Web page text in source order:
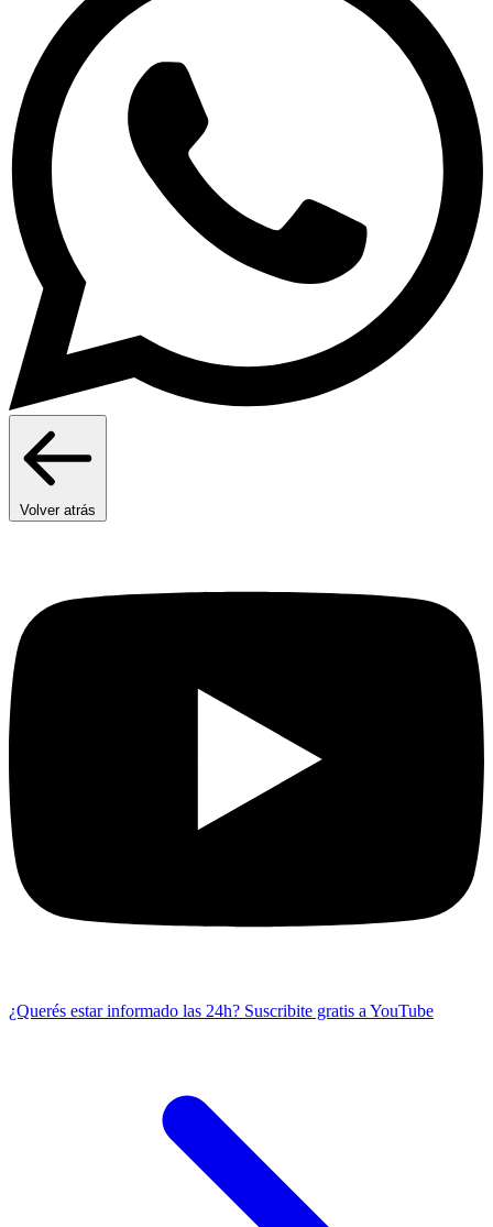
Volver atrás
¿Querés estar informado las 24h? Suscribite gratis a YouTube